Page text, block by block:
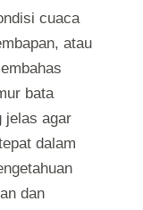
cuaca
atau
bata
jelas agar
dalam
dan